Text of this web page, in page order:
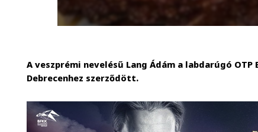
A veszprémi nevelésű Lang Ádám a labdarúgó OTP
Debrecenhez szerződött.